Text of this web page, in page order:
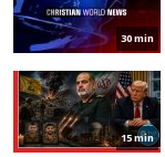
30 min
15 min